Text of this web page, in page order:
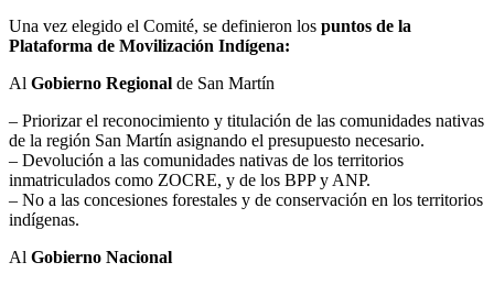
Una vez elegido el Comité, se definieron los puntos de la
Plataforma de Movilización Indígena:
Al Gobierno Regional de San Martín
– Priorizar el reconocimiento y titulación de las comunidades nativas
de la región San Martín asignando el presupuesto necesario.
– Devolución a las comunidades nativas de los territorios
inmatriculados como ZOCRE, y de los BPP y ANP.
– No a las concesiones forestales y de conservación en los territorios
indígenas.
Al Gobierno Nacional